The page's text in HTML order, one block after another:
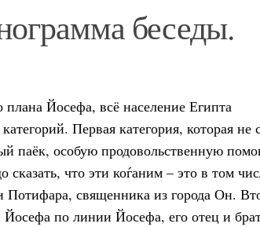
беседы.
Йосефа, всё население Египта
Первая категория, которая не
паёк, особую продовольственную
что эти коѓаним – это в том
священника из города Он.
Йосефа по линии Йосефа, его отец и